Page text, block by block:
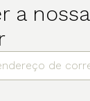
a nossa